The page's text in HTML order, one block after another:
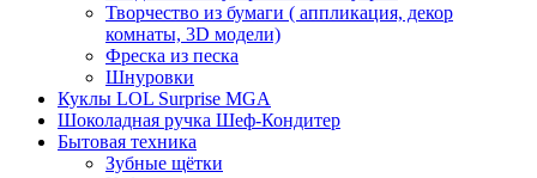
Творчество из бумаги ( аппликация, декор
комнаты, 3D модели)
Фреска из песка
Шнуровки
Куклы LOL Surprise MGA
Шоколадная ручка Шеф-Кондитер
Бытовая техника
Зубные щётки